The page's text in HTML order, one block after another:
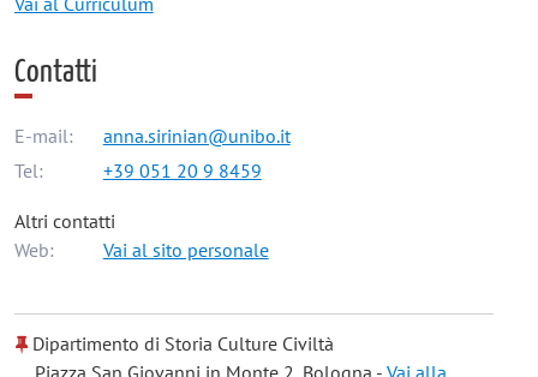
Contatti
E-mail:
anna.sirinian@unibo.it
Tel:
+39 051 20 9 8459
Altri contatti
Web:
Vai al sito personale
Dipartimento di Storia Culture Civiltà
Piazza San Giovanni in Monte 2, Bologna -Vai alla